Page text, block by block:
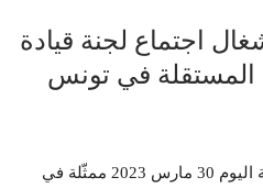
اجتماع لجنة قيادة
المستقلة في تونس
شاركت هيئة النفاذ الى المعلومة اليوم 30 مارس 2023 ممثّلة في